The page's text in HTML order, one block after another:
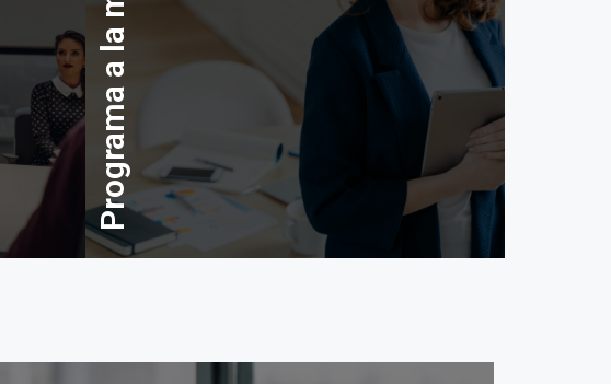
y Alta Dirección
Program
e InnovaciónAsesoría personalizada
Programa a la medida